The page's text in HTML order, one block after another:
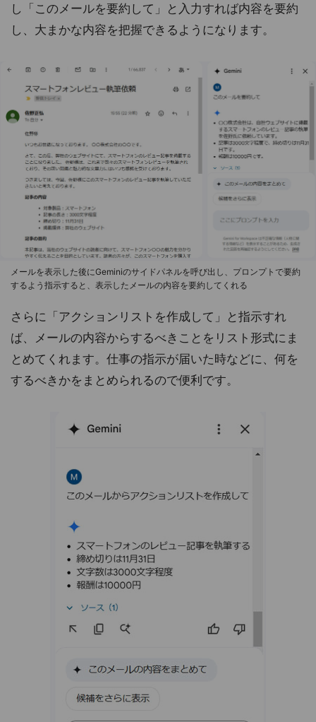
し「このメールを要約して」と入力すれば内容を要約
し、大まかな内容を把握できるようになります。
メールを表示した後にGeminiのサイドパネルを呼び出し、プロンプトで要約
するよう指示すると、表示したメールの内容を要約してくれる
さらに「アクションリストを作成して」と指示すれ
ば、メールの内容からするべきことをリスト形式にま
とめてくれます。仕事の指示が届いた時などに、何を
するべきかをまとめられるので便利です。